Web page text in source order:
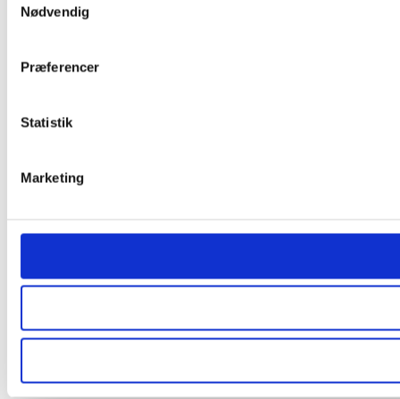
Nødvendig
Præferencer
Statistik
Marketing